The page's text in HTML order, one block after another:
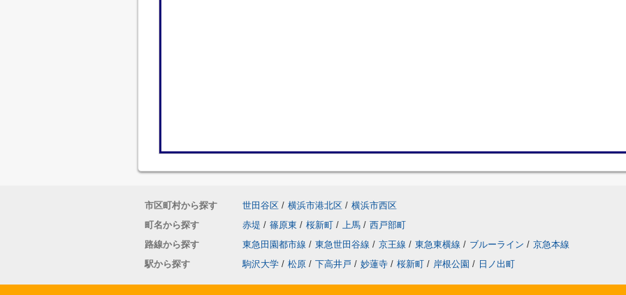
市区町村から探す 世田谷区 / 横浜市港北区 / 横浜市西区
町名から探す
赤堤 / 篠原東 / 桜新町 / 上馬 / 西戸部町
路線から探す
東急田園都市線 / 東急世田谷線 / 京王線 / 東急東横線 / ブルーライン / 京急本線
駅から探す
駒沢大学 / 松原 / 下高井戸 / 妙蓮寺 / 桜新町 / 岸根公園 / 日ノ出町